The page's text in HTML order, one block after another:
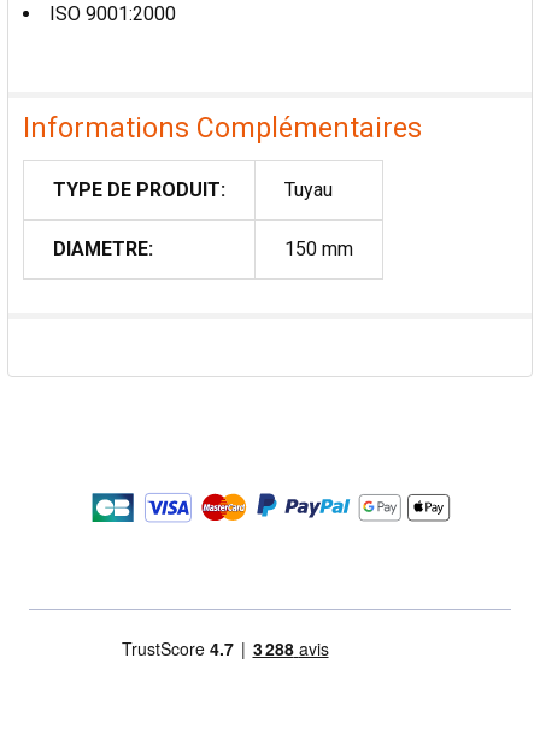
ISO 9001:2000
Informations Complémentaires
TYPE DE PRODUIT: Tuyau
DIAMETRE: 150 mm